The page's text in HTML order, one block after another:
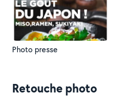
Photo presse
Retouche photo